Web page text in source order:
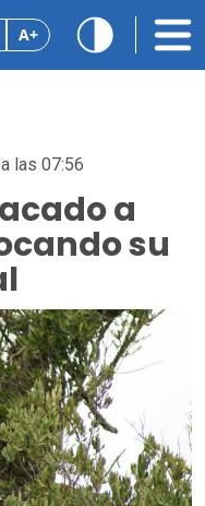
A+
las 07:56
a
su